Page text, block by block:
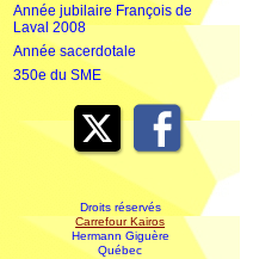
Année jubilaire François de
Laval 2008
Année sacerdotale
350e du SME
Droits réservés
Carrefour Kairos
Hermann Giguère
Québec